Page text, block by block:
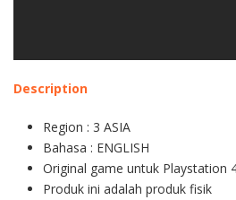
Description
Region : 3 ASIA
Bahasa : ENGLISH
Original game untuk Playstation
Produk ini adalah produk fisik